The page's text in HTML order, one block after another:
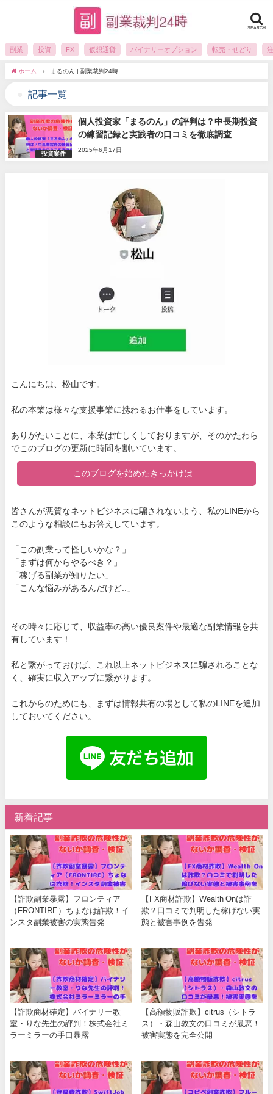
SEARCH
副業 投資 FX 仮想通貨 バイナリーオプション 転売・せどり
ホーム まるのん | 副業裁判24時
記事一覧
投資案件
個人投資家「まるのん」の評判は？中長期投資
の練習記録と実践者の口コミを徹底調査
2025年6月17日
こんにちは、松山です。
私の本業は様々な支援事業に携わるお仕事をしています。
ありがたいことに、本業は忙しくしておりますが、そのかたわら
でこのブログの更新に時間を割いています。
このブログを始めたきっかけは...
皆さんが悪質なネットビジネスに騙されないよう、私のLINEから
このような相談にもお答えしています。
「この副業って怪しいかな？」
「まずは何からやるべき？」
「稼げる副業が知りたい」
「こんな悩みがあるんだけど..」
その時々に応じて、収益率の高い優良案件や最適な副業情報を共
有しています！
私と繋がっておけば、これ以上ネットビジネスに騙されることな
く、確実に収入アップに繋がります。
これからのためにも、まずは情報共有の場として私のLINEを追加
しておいてください。
新着記事
【詐欺副業暴露】フロンティア
（FRONTIRE）ちょなは詐欺！イ
ンスタ副業被害の実態告発
【FX商材詐欺】Wealth Onは詐
欺？口コミで判明した稼げない実
態と被害事例を告発
【詐欺商材確定】バイナリー教
室・りな先生の評判！株式会社ミ
ラーミラーの手口暴露
【高額物販詐欺】citrus（シトラ
ス）・森山敦文の口コミが最悪！
被害実態を完全公開